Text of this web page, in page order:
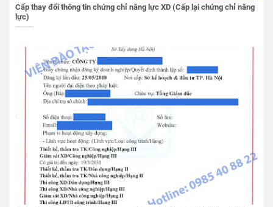
Cấp thay đổi thông tin chứng chỉ năng lực XD (Cấp lại chứng chỉ năng
lực)